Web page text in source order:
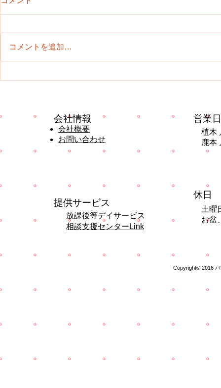
コメントを追加…
​会社情報
会社概要
お問い合わせ
営業日
植木
鹿本
提供サービス
放課後等デイサービス
​相談支援センターLink
​休日
土曜
お盆
Copyright© 2016